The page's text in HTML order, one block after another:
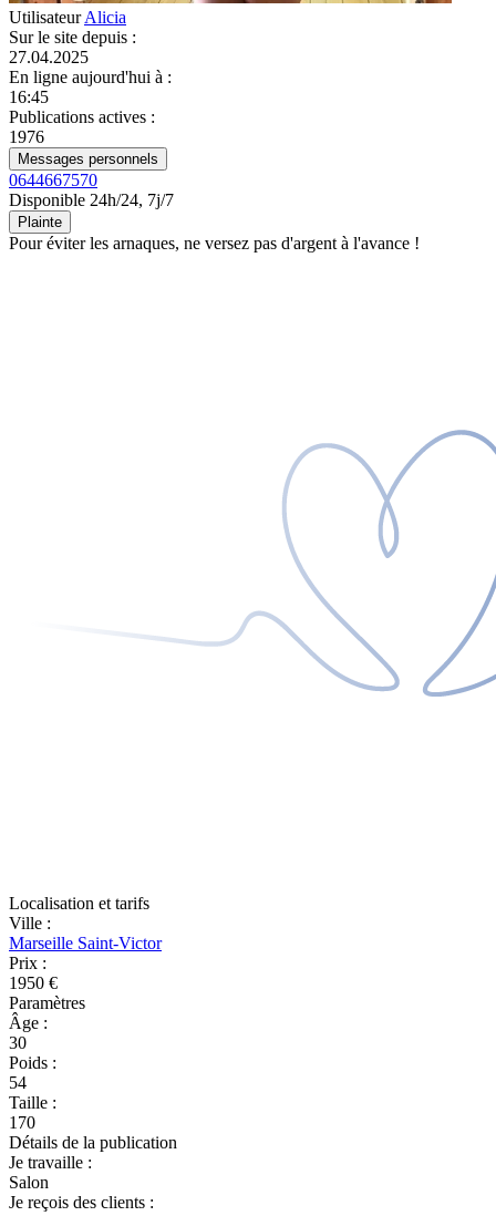
UtilisateurAlicia
Sur le site depuis :
27.04.2025
En ligne aujourd'hui à :
16:45
Publications actives :
1976
Messages personnels
0644667570
Disponible 24h/24, 7j/7
Plainte
Pour éviter les arnaques, ne versez pas d'argent à l'avance !
Localisation et tarifs
Ville :
Marseille Saint-Victor
Prix :
1950 €
Paramètres
Âge :
30
Poids :
54
Taille :
170
Détails de la publication
Je travaille :
Salon
Je reçois des clients :